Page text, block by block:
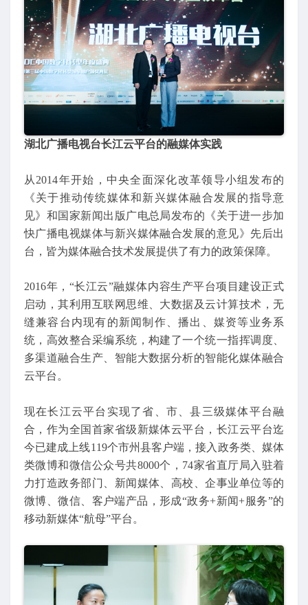
湖北广播电视台长江云平台的融媒体实践
从2014年开始，中央全面深化改革领导小组发布的
《关于推动传统媒体和新兴媒体融合发展的指导意
见》和国家新闻出版广电总局发布的《关于进一步加
快广播电视媒体与新兴媒体融合发展的意见》先后出
台，皆为媒体融合技术发展提供了有力的政策保障。
2016年，“长江云”融媒体内容生产平台项目建设正式
启动，其利用互联网思维、大数据及云计算技术，无
缝兼容台内现有的新闻制作、播出、媒资等业务系
统，高效整合采编系统，构建了一个统一指挥调度、
多渠道融合生产、智能大数据分析的智能化媒体融合
云平台。
现在长江云平台实现了省、市、县三级媒体平台融
合，作为全国首家省级新媒体云平台，长江云平台迄
今已建成上线119个市州县客户端，接入政务类、媒体
类微博和微信公众号共8000个，74家省直厅局入驻着
力打造政务部门、新闻媒体、高校、企事业单位等的
微博、微信、客户端产品，形成“政务+新闻+服务”的
移动新媒体“航母”平台。